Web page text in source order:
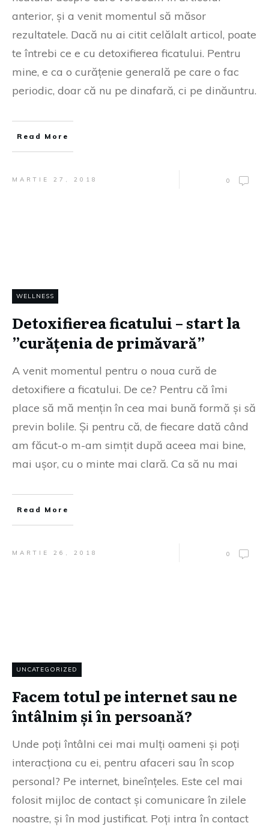
anterior, și a venit momentul să măsor
rezultatele. Dacă nu ai citit celălalt articol, poate
te întrebi ce e cu detoxifierea ficatului. Pentru
mine, e ca o curățenie generală pe care o fac
periodic, doar că nu pe dinafară, ci pe dinăuntru.
Read More
MARTIE 27, 2018 0
WELLNESS
Detoxifierea ficatului – start la
”curățenia de primăvară”
A venit momentul pentru o noua cură de
detoxifiere a ficatului. De ce? Pentru că îmi
place să mă mențin în cea mai bună formă și să
previn bolile. Și pentru că, de fiecare dată când
am făcut-o m-am simțit după aceea mai bine,
mai ușor, cu o minte mai clară. Ca să nu mai
Read More
MARTIE 26, 2018 0
UNCATEGORIZED
Facem totul pe internet sau ne
întâlnim și în persoană?
Unde poți întâlni cei mai mulți oameni și poți
interacționa cu ei, pentru afaceri sau în scop
personal? Pe internet, bineînțeles. Este cel mai
folosit mijloc de contact și comunicare în zilele
noastre, și în mod justificat. Poți intra în contact